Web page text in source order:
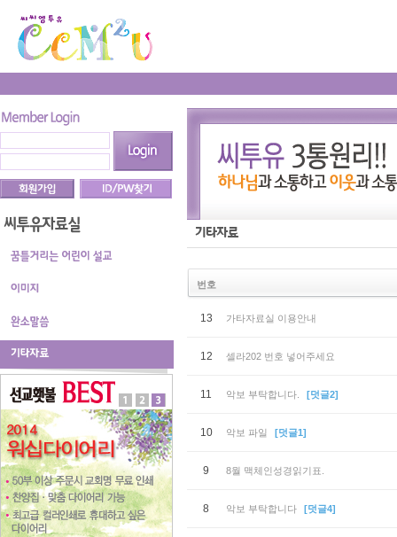
번호
13 가타자료실 이용안내
12 셀라202 번호 넣어주세요
11 악보 부탁합니다. [덧글2]
10 악보 파일 [덧글1]
9 8월 맥체인성경읽기표.
8 악보 부탁합니다 [덧글4]